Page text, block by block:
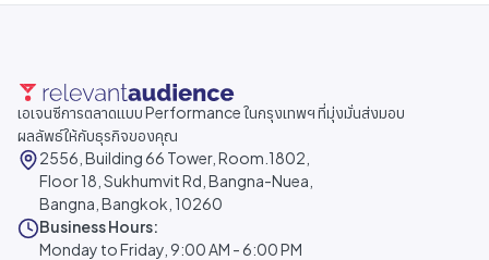
เอเจนซีการตลาดแบบ Performance ในกรุงเทพฯ ที่มุ่งมั่นส่งมอบ
ผลลัพธ์ให้กับธุรกิจของคุณ
2556, Building 66 Tower, Room.1802,
Floor 18, Sukhumvit Rd, Bangna-Nuea,
Bangna, Bangkok, 10260
Business Hours:
Monday to Friday, 9:00 AM - 6:00 PM